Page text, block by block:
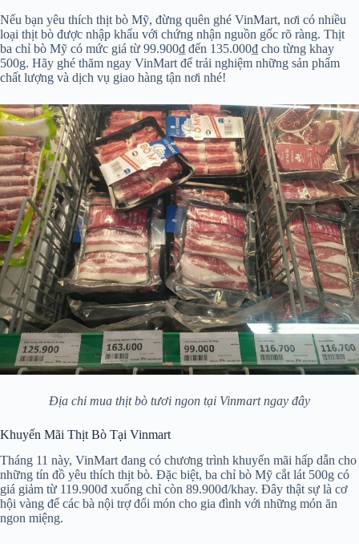
Nếu bạn yêu thích thịt bò Mỹ, đừng quên ghé VinMart, nơi có nhiều
loại thịt bò được nhập khẩu với chứng nhận nguồn gốc rõ ràng. Thịt
ba chỉ bò Mỹ có mức giá từ 99.900₫ đến 135.000₫ cho từng khay
500g. Hãy ghé thăm ngay VinMart để trải nghiệm những sản phẩm
chất lượng và dịch vụ giao hàng tận nơi nhé!
Địa chỉ mua thịt bò tươi ngon tại Vinmart ngay đây
Khuyến Mãi Thịt Bò Tại Vinmart
Tháng 11 này, VinMart đang có chương trình khuyến mãi hấp dẫn cho
những tín đồ yêu thích thịt bò. Đặc biệt, ba chỉ bò Mỹ cắt lát 500g có
giá giảm từ 119.900đ xuống chỉ còn 89.900đ/khay. Đây thật sự là cơ
hội vàng để các bà nội trợ đổi món cho gia đình với những món ăn
ngon miệng.